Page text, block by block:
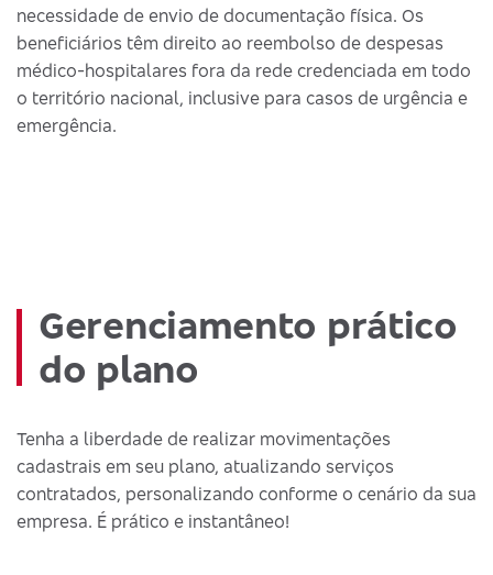
necessidade de envio de documentação física. Os
beneficiários têm direito ao reembolso de despesas
médico-hospitalares fora da rede credenciada em todo
o território nacional, inclusive para casos de urgência e
emergência.
Gerenciamento prático
do plano
Tenha a liberdade de realizar movimentações
cadastrais em seu plano, atualizando serviços
contratados, personalizando conforme o cenário da sua
empresa. É prático e instantâneo!